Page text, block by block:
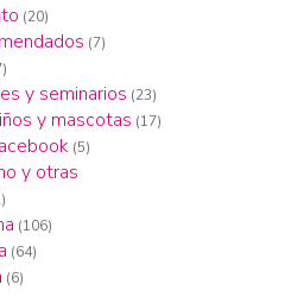
(20)
(7)
y seminarios (23)
y mascotas (17)
(5)
y otras
(106)
(64)
(6)